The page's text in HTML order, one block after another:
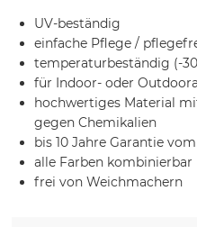
UV-beständig
einfache Pflege /
temperaturbeständig (-30
für Indoor- oder
hochwertiges Material
gegen Chemikalien
bis 10 Jahre Garantie
alle Farben kombinierbar
frei von Weichmachern